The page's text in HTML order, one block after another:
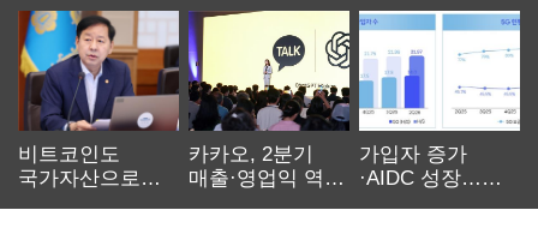
비트코인도
국가자산으로…'
카카오, 2분기
매출·영업익 역대
가입자 증가
·AIDC 성장…